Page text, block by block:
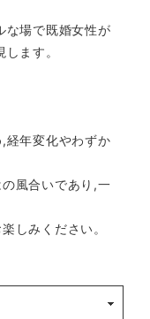
な場で既婚女性が
ます。
経年変化やわずか
風合いであり,一
しみください。